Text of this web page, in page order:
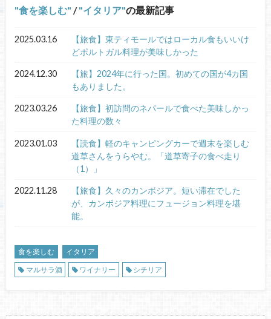
食を楽しむ / イタリア の最新記事
2025.03.16
【旅食】東ティモールではローカル食もいいけ
どポルトガル料理が美味しかった
2024.12.30
【旅】2024年に行った国。初めての国が4カ国
もありました。
2023.03.26
【旅食】初訪問のネパールで食べた美味しかっ
た料理の数々
2023.01.03
【読食】軽のキャンピングカーで週末を楽しむ
道草さんをうらやむ。「道草寄子の食べ走り
（1）」
2022.11.28
【旅食】久々のカンボジア。短い滞在でした
が、カンボジア料理にフュージョン料理を堪
能。
食を楽しむ
イタリア
マルサラ酒
ワイナリー シチリア